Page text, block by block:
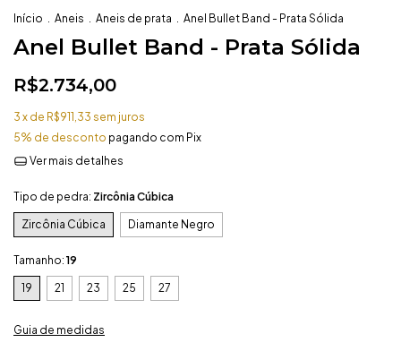
Início . Aneis . Aneis de prata . Anel Bullet Band - Prata Sólida
Anel Bullet Band - Prata Sólida
R$2.734,00
3 x de R$911,33 sem juros
5% de desconto pagando com Pix
Ver mais detalhes
Tipo de pedra: Zircônia Cúbica
Zircônia Cúbica Diamante Negro
Tamanho: 19
19 21 23 25 27
Guia de medidas